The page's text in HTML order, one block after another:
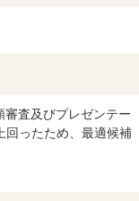
査及びプレゼンテー
回ったため、最適候補